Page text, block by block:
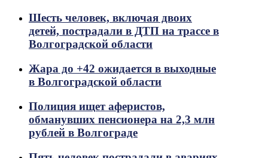
Шесть человек, включая двоих
детей, пострадали в ДТП на трассе в
Волгоградской области
Жара до +42 ожидается в выходные
в Волгоградской области
Полиция ищет аферистов,
обманувших пенсионера на 2,3 млн
рублей в Волгограде